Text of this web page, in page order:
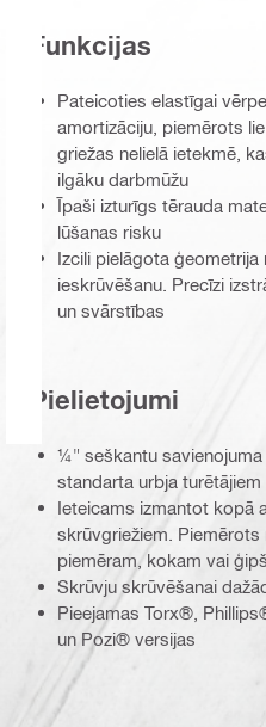
Funkcijas
Pateicoties elastīgai
amortizāciju, piemērots
griežas nelielā ietekmē,
ilgāku darbmūžu
Īpaši izturīgs tērauda
lūšanas risku
Izcili pielāgota
ieskrūvēšanu. Precīzi
un svārstības
Pielietojumi
¼" seškantu
standarta urbja turētājiem
Ieteicams izmantot kopā
skrūvgriežiem. Piemērots
piemēram, kokam vai
Skrūvju skrūvēšanai
Pieejamas Torx®,
un Pozi® versijas